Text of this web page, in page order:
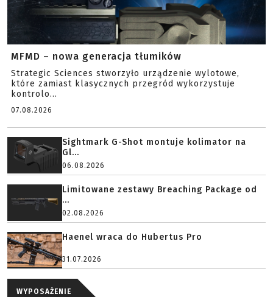
MFMD – nowa generacja tłumików
Strategic Sciences stworzyło urządzenie wylotowe,
które zamiast klasycznych przegród wykorzystuje
kontrolo...
07.08.2026
Sightmark G-Shot montuje kolimator na
Gl...
06.08.2026
Limitowane zestawy Breaching Package od
...
02.08.2026
Haenel wraca do Hubertus Pro
31.07.2026
WYPOSAŻENIE